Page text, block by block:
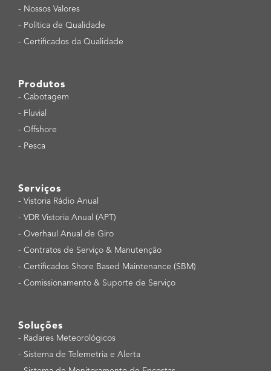
- Nossos Valores
- Política de Qualidade
- Certificados da Qualidade
Produtos
- Cabotagem
- Fluvial
- Offshore
- Pesca
Serviços
- Vistoria Rádio Anual
- VDR Vistoria Anual (APT)
- Overhaul Anual de Giro
- Contratos de Serviço & Manutenção
- Certificados Shore Based Maintenance (SBM)
- Comissionamento & Suporte de Serviço
Soluções
- Radares Meteorológicos
- Sistema de Telemetria e Alerta